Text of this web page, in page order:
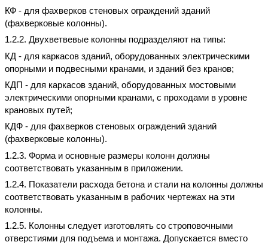
КФ - для фахверков стеновых ограждений зданий
(фахверковые колонны).
1.2.2. Двухветвевые колонны подразделяют на типы:
КД - для каркасов зданий, оборудованных электрическими
опорными и подвесными кранами, и зданий без кранов;
КДП - для каркасов зданий, оборудованных мостовыми
электрическими опорными кранами, с проходами в уровне
крановых путей;
КДФ - для фахверков стеновых ограждений зданий
(фахверковые колонны).
1.2.3. Форма и основные размеры колонн должны
соответствовать указанным в приложении.
1.2.4. Показатели расхода бетона и стали на колонны должны
соответствовать указанным в рабочих чертежах на эти
колонны.
1.2.5. Колонны следует изготовлять со строповочными
отверстиями для подъема и монтажа. Допускается вместо